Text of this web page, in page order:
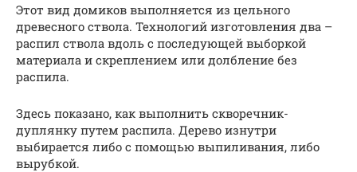
Этот вид домиков выполняется из цельного
древесного ствола. Технологий изготовления два –
распил ствола вдоль с последующей выборкой
материала и скреплением или долбление без
распила.
Здесь показано, как выполнить скворечник-
дуплянку путем распила. Дерево изнутри
выбирается либо с помощью выпиливания, либо
вырубкой.